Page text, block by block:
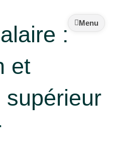
Menu
:
et